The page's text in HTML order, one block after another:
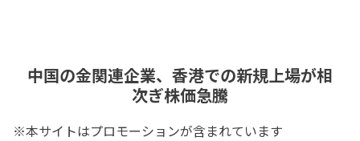
中国の金関連企業、香港での新規上場が相
次ぎ株価急騰
※本サイトはプロモーションが含まれています